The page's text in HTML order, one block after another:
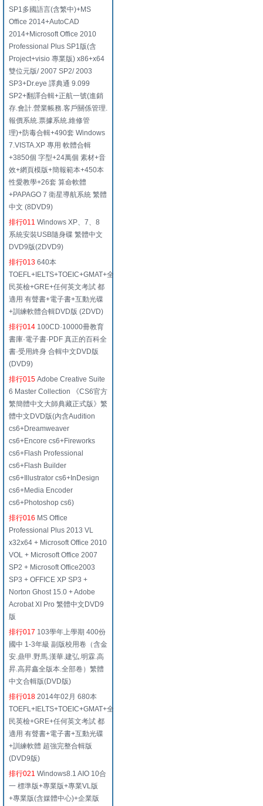
SP1多國語言(含繁中)+MS
Office 2014+AutoCAD
2014+Microsoft Office 2010
Professional Plus SP1版(含
Project+visio 專業版) x86+x64
雙位元版/ 2007 SP2/ 2003
SP3+Dr.eye 譯典通 9.099
SP2+翻譯合輯+正航一號(進銷
存.會計.營業帳務.客戶關係管理.
報價系統.票據系統.維修管
理)+防毒合輯+490套 Windows
7.VISTA.XP 專用 軟體合輯
+3850個 字型+24萬個 素材+音
效+網頁模版+簡報範本+450本
性愛教學+26套 算命軟體
+PAPAGO 7 衛星導航系統 繁體
中文 (8DVD9)
排行011 Windows XP、7、8
系統安裝USB隨身碟 繁體中文
DVD9版(2DVD9)
排行013 640本
TOEFL+IELTS+TOEIC+GMAT+全
民英檢+GRE+任何英文考試 都
適用 有聲書+電子書+互動光碟
+訓練軟體合輯DVD版 (2DVD)
排行014 100CD·10000冊教育
書庫·電子書·PDF 真正的百科全
書·受用終身 合輯中文DVD版
(DVD9)
排行015 Adobe Creative Suite
6 Master Collection 《CS6官方
繁簡體中文大師典藏正式版》繁
體中文DVD版(內含Audition
cs6+Dreamweaver
cs6+Encore cs6+Fireworks
cs6+Flash Professional
cs6+Flash Builder
cs6+Illustrator cs6+InDesign
cs6+Media Encoder
cs6+Photoshop cs6)
排行016 MS Office
Professional Plus 2013 VL
x32x64 + Microsoft Office 2010
VOL + Microsoft Office 2007
SP2 + Microsoft Office2003
SP3 + OFFICE XP SP3 +
Norton Ghost 15.0 + Adobe
Acrobat XI Pro 繁體中文DVD9
版
排行017 103學年上學期 400份
國中 1-3年級 副版校用卷（含金
安.鼎甲.野馬.漢華.建弘.明霖.高
昇.高昇鑫全版本.全部卷）繁體
中文合輯版(DVD版)
排行018 2014年02月 680本
TOEFL+IELTS+TOEIC+GMAT+全
民英檢+GRE+任何英文考試 都
適用 有聲書+電子書+互動光碟
+訓練軟體 超強完整合輯版
(DVD9版)
排行021 Windows8.1 AIO 10合
一 標準版+專業版+專業VL版
+專業版(含媒體中心)+企業版